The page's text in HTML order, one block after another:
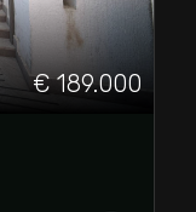
€ 189.000